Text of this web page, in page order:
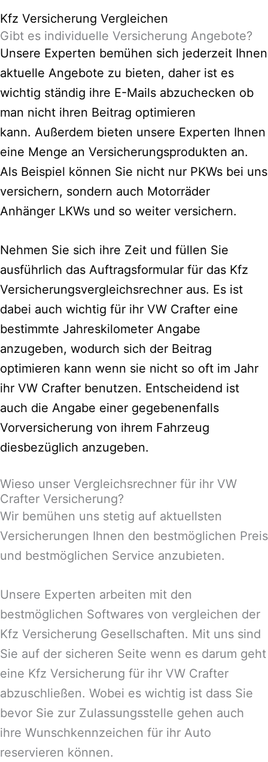
Kfz Versicherung Vergleichen
Gibt es individuelle Versicherung Angebote?
Unsere Experten bemühen sich jederzeit Ihnen
aktuelle Angebote zu bieten, daher ist es
wichtig ständig ihre E-Mails abzuchecken ob
man nicht ihren Beitrag optimieren
kann. Außerdem bieten unsere Experten Ihnen
eine Menge an Versicherungsprodukten an.
Als Beispiel können Sie nicht nur PKWs bei uns
versichern, sondern auch Motorräder
Anhänger LKWs und so weiter versichern.
Nehmen Sie sich ihre Zeit und füllen Sie
ausführlich das Auftragsformular für das Kfz
Versicherungsvergleichsrechner aus. Es ist
dabei auch wichtig für ihr VW Crafter eine
bestimmte Jahreskilometer Angabe
anzugeben, wodurch sich der Beitrag
optimieren kann wenn sie nicht so oft im Jahr
ihr VW Crafter benutzen. Entscheidend ist
auch die Angabe einer gegebenenfalls
Vorversicherung von ihrem Fahrzeug
diesbezüglich anzugeben.
Wieso unser Vergleichsrechner für ihr VW
Crafter Versicherung?
Wir bemühen uns stetig auf aktuellsten
Versicherungen Ihnen den bestmöglichen Preis
und bestmöglichen Service anzubieten.
Unsere Experten arbeiten mit den
bestmöglichen Softwares von vergleichen der
Kfz Versicherung Gesellschaften. Mit uns sind
Sie auf der sicheren Seite wenn es darum geht
eine Kfz Versicherung für ihr VW Crafter
abzuschließen. Wobei es wichtig ist dass Sie
bevor Sie zur Zulassungsstelle gehen auch
ihre Wunschkennzeichen für ihr Auto
reservieren können.